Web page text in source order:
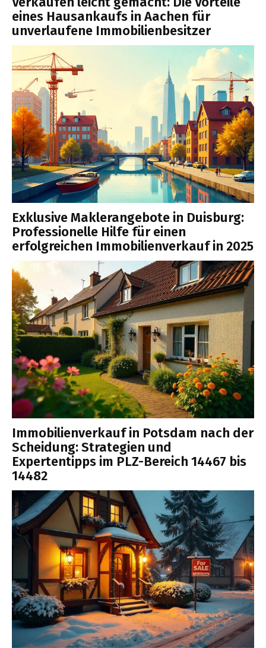
eines Hausankaufs in Aachen für
unverlaufene Immobilienbesitzer
Exklusive Maklerangebote in Duisburg:
Professionelle Hilfe für einen
erfolgreichen Immobilienverkauf in 2025
Immobilienverkauf in Potsdam nach der
Scheidung: Strategien und
Expertentipps im PLZ-Bereich 14467 bis
14482